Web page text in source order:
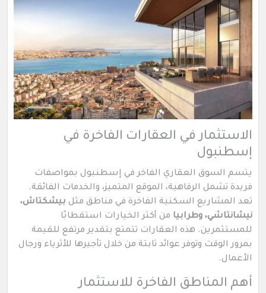
الاستثمار في العقارات الفاخرة في
إسطنبول
يتسم السوق العقاري الفاخر في إسطنبول بمواصفات
فريدة تشمل الرفاهية، الموقع المتميز، والخدمات الفائقة.
تعد المشاريع السكنية الفاخرة في مناطق مثل بيشكتاش،
نيشانتاشي، وطرابيا من أكثر الخيارات استقطابًا
للمستثمرين. هذه العقارات تتمتع بتقدير مرتفع للقيمة
بمرور الوقت وتوفر عوائد ثابتة من خلال تأجيرها للأثرياء ورجال
الأعمال.
أهم المناطق الفاخرة للاستثمار